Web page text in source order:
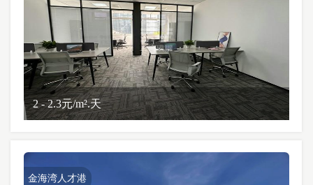
2 - 2.3元/m².天
金海湾人才港